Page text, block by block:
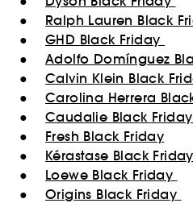
● Ralph Lauren Black
● GHD Black Friday
● Adolfo Domínguez
● Calvin Klein Black
● Carolina Herrera
● Caudalie Black Friday
● Fresh Black Friday
● Kérastase Black Friday
● Loewe Black Friday
● Origins Black Friday